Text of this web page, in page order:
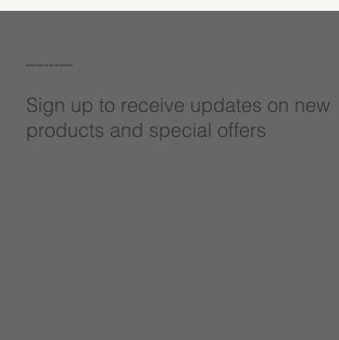
Sign up to receive updates on new
products and special offers
Subscribe to Our Newsletter